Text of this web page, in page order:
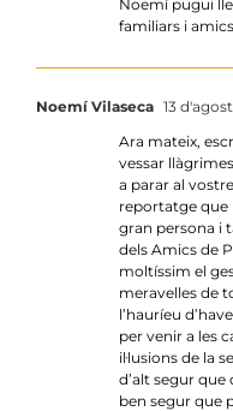
Noemí pugui
familiars i
Noemí Vilaseca 13
Ara mateix,
vessar
a parar al
reportatge que
gran persona i
dels Amics de
moltíssim el
meravelles de
l’hauríeu
per venir a les
il·lusions de la
d’alt segur
ben segur que